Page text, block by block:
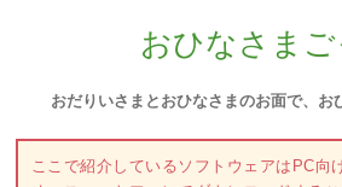
おひなさまご
おだりいさまとおひなさまのお面で、お
ここで紹介しているソフトウェアはPC向